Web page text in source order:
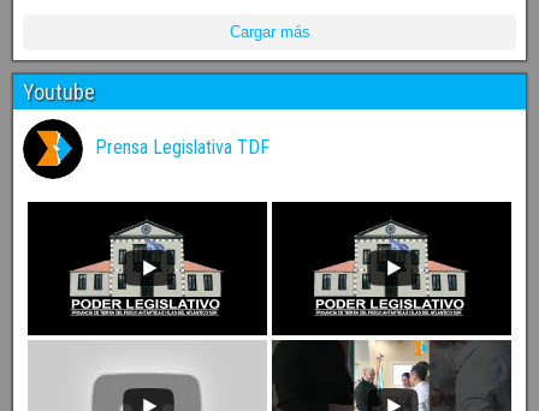
Cargar más
Youtube
Prensa Legislativa TDF